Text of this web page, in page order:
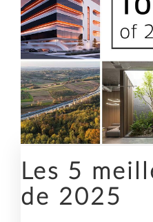
Les 5
de 2025